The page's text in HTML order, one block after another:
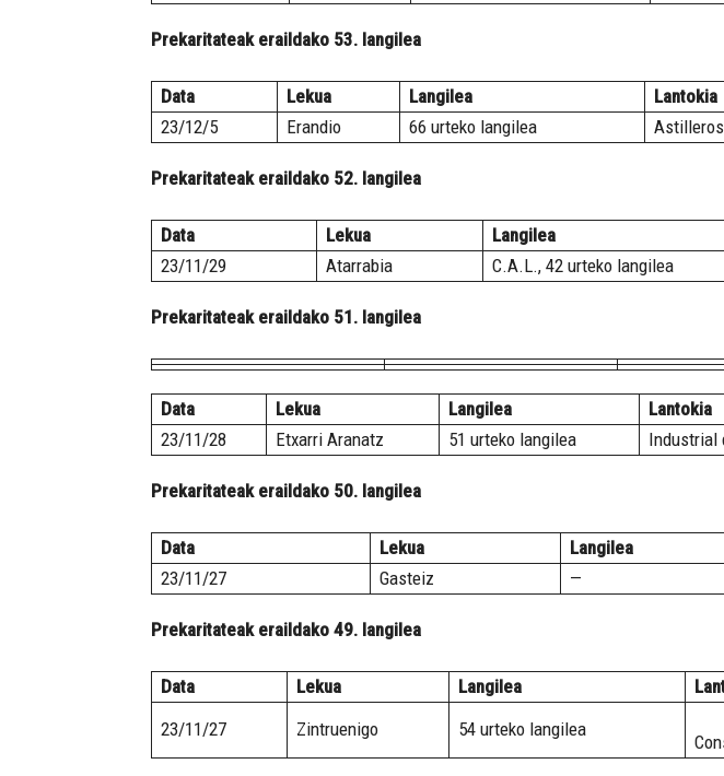
Prekaritateak eraildako 53. langilea
Data Lekua Langilea Lantokia
23/12/5
Erandio 66 urteko langilea
Prekaritateak eraildako 52. langilea
Data Lekua Langilea
23/11/29
Atarrabia C.A.L., 42 urteko langilea
Prekaritateak eraildako 51. langilea
Data Lekua Langilea Lantokia
23/11/28
Etxarri Aranatz 51 urteko langilea Industrial
Prekaritateak eraildako 50. langilea
Data Lekua Langilea
23/11/27
Gasteiz —
Prekaritateak eraildako 49. langilea
Data Lekua Langilea
23/11/27
Zintruenigo 54 urteko langilea